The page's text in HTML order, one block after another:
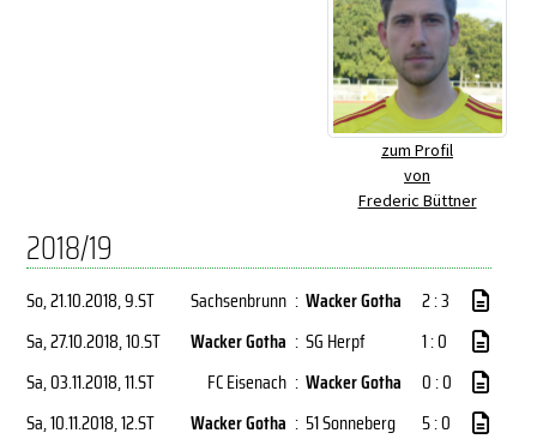
zum Profil
von
Frederic Büttner
2018/19
So, 21.10.2018, 9.ST Sachsenbrunn : Wacker Gotha
2 : 3
Sa, 27.10.2018, 10.ST Wacker Gotha : SG Herpf
1 : 0
Sa, 03.11.2018, 11.ST FC Eisenach : Wacker Gotha
0 : 0
Sa, 10.11.2018, 12.ST Wacker Gotha : 51 Sonneberg
5 : 0